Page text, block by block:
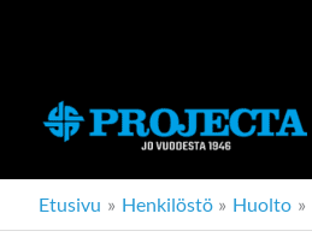
Etusivu Henkilöstö Huolto